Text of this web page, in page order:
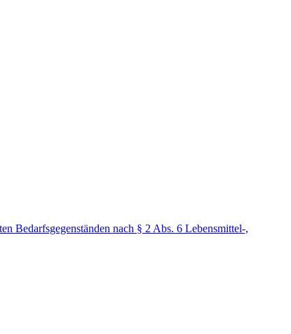
Bedarfsgegenständen nach § 2 Abs. 6 Lebensmittel-,